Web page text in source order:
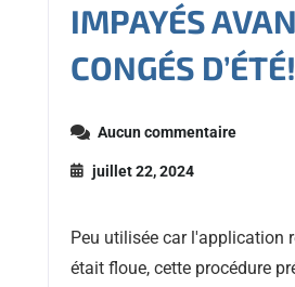
IMPAYÉS
CONGÉS D’ÉTÉ!
Aucun commentaire
juillet 22, 2024
Peu utilisée car l'application
était floue, cette procédure